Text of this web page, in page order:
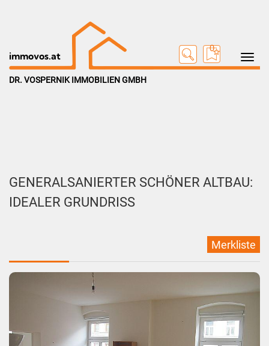
Toggle
immovos.at
0
DR. VOSPERNIK IMMOBILIEN GMBH
GENERALSANIERTER SCHÖNER ALTBAU:
IDEALER GRUNDRISS
Merkliste